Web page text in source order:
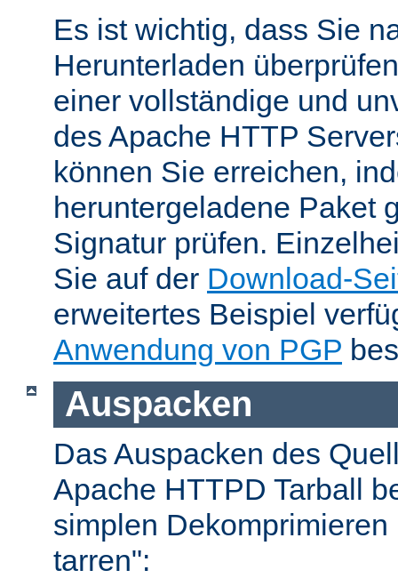
Es ist wichtig, dass Sie
Herunterladen
einer vollständige und
des Apache HTTP
können Sie erreichen,
heruntergeladene Paket
Signatur prüfen.
Sie auf der Download-
erweitertes Beispiel
Anwendung von PGP
Auspacken
Das Auspacken des
Apache HTTPD Tarball
simplen
tarren":